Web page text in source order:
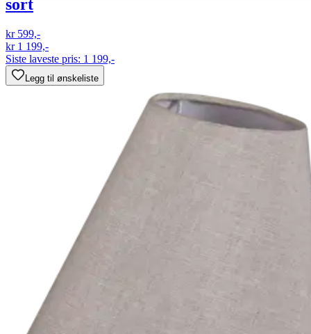
sort
kr 599,-
kr 1 199,-
Siste laveste pris: 1 199,-
Legg til ønskeliste